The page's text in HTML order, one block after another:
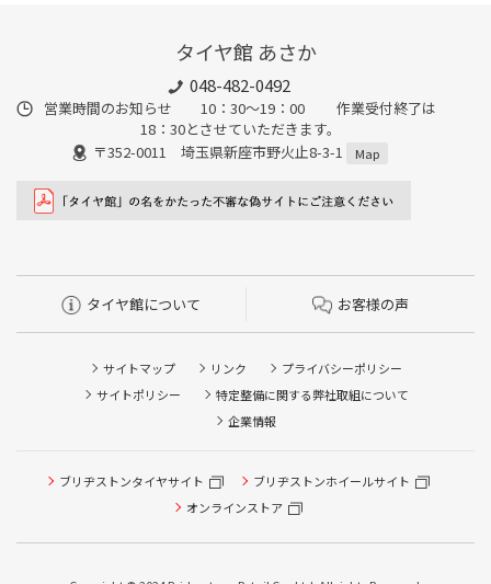
タイヤ館 あさか
048-482-0492
営業時間のお知らせ 10：30～19：00 作業受付終了は
18：30とさせていただきます。
〒352-0011 埼玉県新座市野火止8-3-1
Map
タイヤ館について お客様の声
サイトマップ リンク
プライバシーポリシー
サイトポリシー
特定整備に関する弊社取組について
企業情報
ブリヂストンタイヤサイト
ブリヂストンホイールサイト
オンラインストア
タイヤ点検・安全点検/タイヤ履き替え/オイル交換/その他
ピット作業の予約